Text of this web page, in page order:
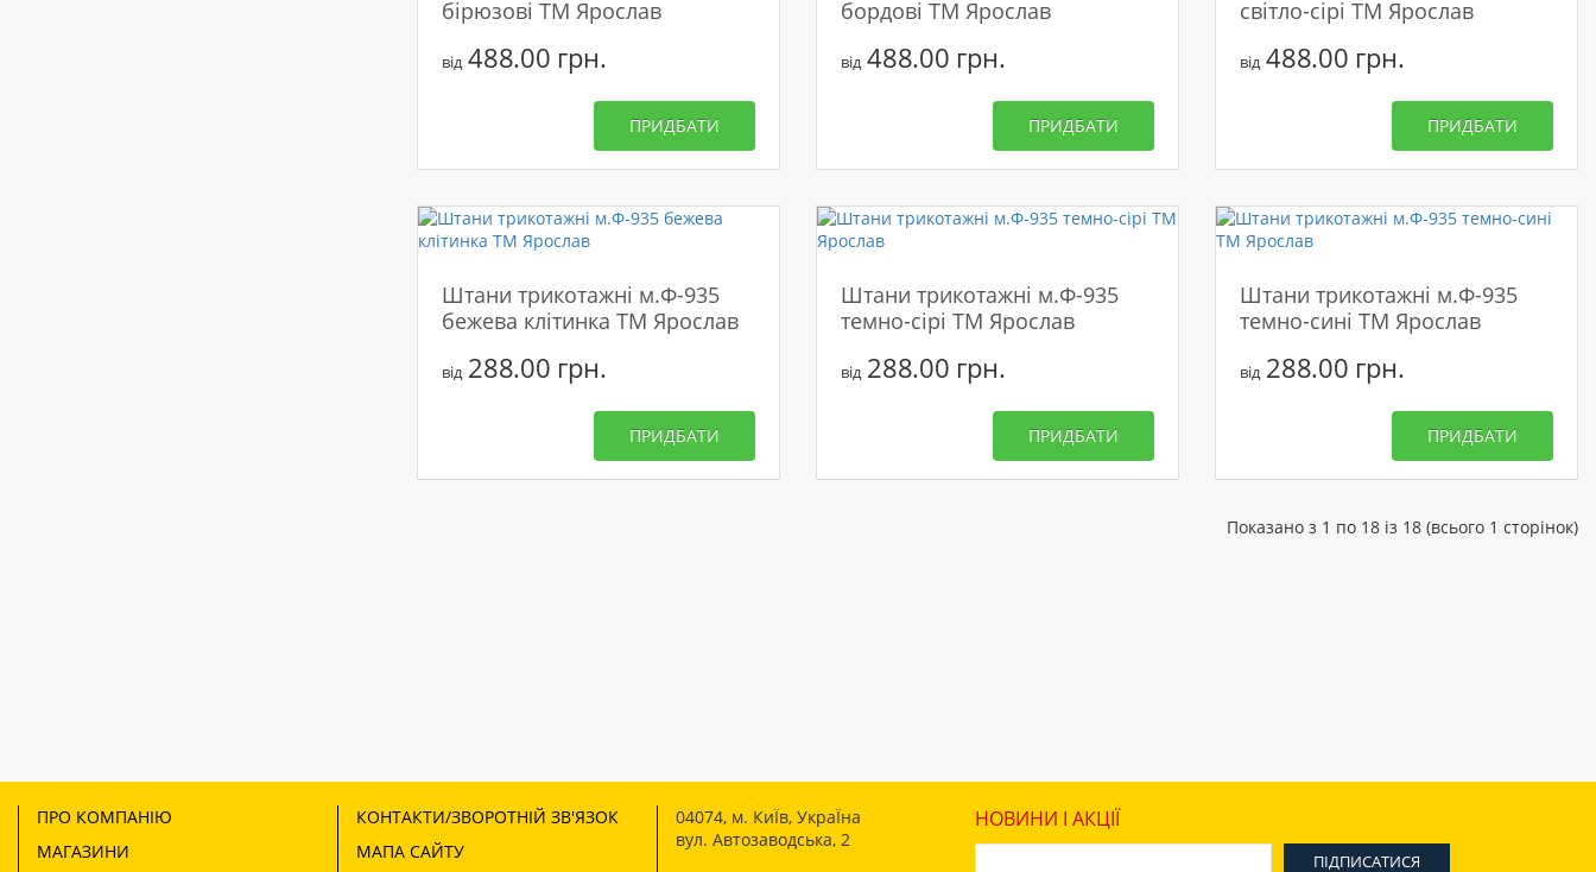
бірюзові ТМ Ярослав
від488.00 грн.
ПРИДБАТИ
бордові ТМ Ярослав
від488.00 грн.
ПРИДБАТИ
світло-сірі ТМ Ярослав
від488.00 грн.
ПРИДБАТИ
Штани трикотажні м.Ф-935
бежева клітинка ТМ Ярослав
від288.00 грн.
ПРИДБАТИ
Штани трикотажні м.Ф-935
темно-сірі ТМ Ярослав
від288.00 грн.
ПРИДБАТИ
Штани трикотажні м.Ф-935
темно-сині ТМ Ярослав
від288.00 грн.
ПРИДБАТИ
Показано з 1 по 18 із 18 (всього 1 сторінок)
ПРО КОМПАНІЮ
МАГАЗИНИ
КОНТАКТИ/ЗВОРОТНІЙ ЗВ'ЯЗОК
МАПА САЙТУ
04074, м. КиЇв, УкраЇна
вул. Автозаводська, 2
НОВИНИ І АКЦІЇ